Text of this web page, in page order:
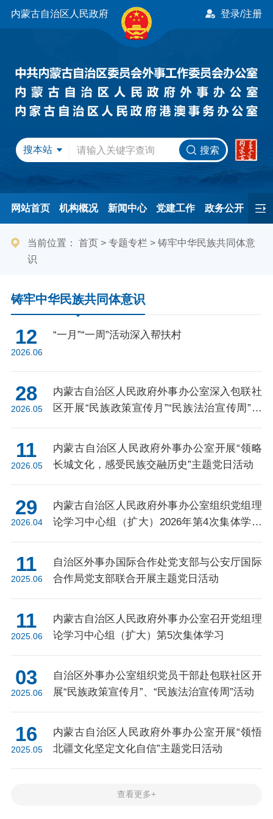
内蒙古自治区人民政府 登录/注册
搜本站 搜索
网站首页 机构概况 新闻中心 党建工作 政务公开
办事服务 民间友好 港澳事务 互动交流 专题专栏
当前位置： 首页> 专题专栏 > 铸牢中华民族共同体意
识
铸牢中华民族共同体意识
12
2026.06
“一月”“一周”活动深入帮扶村
28
2026.05
内蒙古自治区人民政府外事办公室深入包联社
区开展“民族政策宣传月”“民族法治宣传周”活
11
2026.05
内蒙古自治区人民政府外事办公室开展“领略
长城文化，感受民族交融历史”主题党日活动
29
2026.04
内蒙古自治区人民政府外事办公室组织党组理
论学习中心组（扩大）2026年第4次集体学习
11
2025.06
自治区外事办国际合作处党支部与公安厅国际
合作局党支部联合开展主题党日活动
11
2025.06
内蒙古自治区人民政府外事办公室召开党组理
论学习中心组（扩大）第5次集体学习
03
2025.06
自治区外事办公室组织党员干部赴包联社区开
展“民族政策宣传月”、“民族法治宣传周”活动
16
2025.05
内蒙古自治区人民政府外事办公室开展“领悟
北疆文化坚定文化自信”主题党日活动
查看更多+